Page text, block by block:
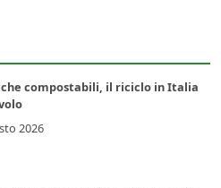
compostabili, il riciclo in Italia
2026